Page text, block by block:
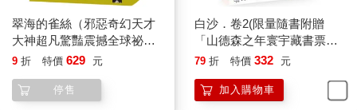
翠海的雀絲（邪惡奇幻天才
大神超凡驚豔震撼全球祕密
計畫，限量典藏豪華全彩精
「雀絲的追尋」）
9 折 特價 629 元
停售
白沙．卷2(限量隨書附贈
「山德森之年寰宇藏書票．
御沙而行」，邪惡奇幻天才
說全彩精緻完整版！)
79 折 特價 332 元
加入購物車